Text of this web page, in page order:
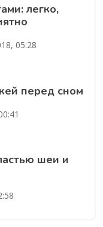
легко,
05:28
перед сном
шеи и